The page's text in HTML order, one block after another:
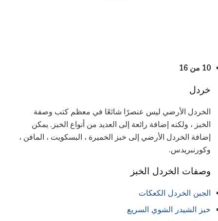
10 من 16
خردل
الخردل الأرضي ليس عنصرًا شائعًا في معظم كتب وصفة
الخبز ، ولكنه إضافة رائعة إلى العديد من أنواع الخبز. يمكن
إضافة الخردل الأرضي إلى خبز الخميرة ، البسكويت ، المافن ،
وكورنبريدس.
وصفات الخردل الخبز
الجبن الخردل الكعكات
خبز الشيدر الشوي السريع